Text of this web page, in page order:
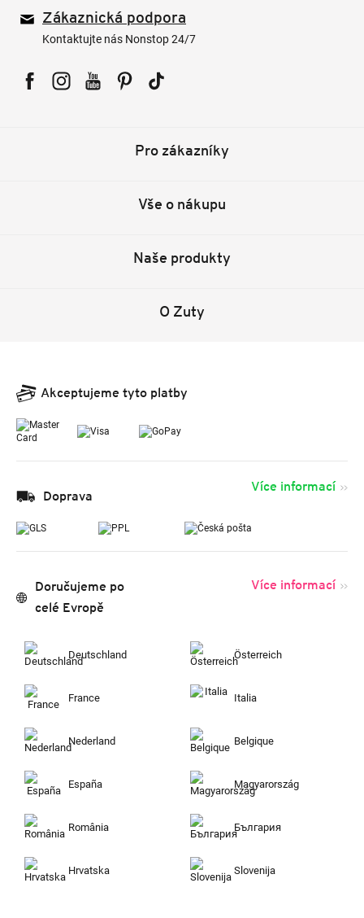
Zákaznická podpora
Kontaktujte nás Nonstop 24/7
Pro zákazníky
Vše o nákupu
Naše produkty
O Zuty
Akceptujeme tyto platby
Doprava
Více informací
Doručujeme po
celé Evropě
Více informací
Deutschland Österreich
France Italia
Nederland Belgique
España Magyarország
România България
Hrvatska Slovenija